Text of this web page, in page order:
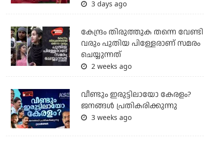
3 days ago
കേന്ദ്രം തിരുത്തുക തന്നെ വേണ്ടി
വരും പുതിയ പിള്ളേരാണ് സമരം
ചെയ്യുന്നത്
2 weeks ago
വീണ്ടും ഇരുട്ടിലായോ കേരളം?
ജനങ്ങൾ പ്രതികരിക്കുന്നു
3 weeks ago